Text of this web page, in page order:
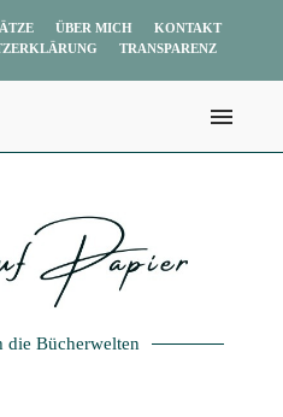
ÜBER MICH
KONTAKT
TRANSPARENZ
die Bücherwelten